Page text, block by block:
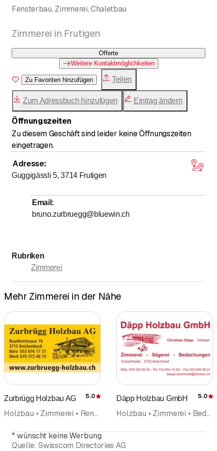
Fensterbau, Zimmerei, Chaletbau
Zimmerei in Frutigen
Offerte
Weitere Kontaktmöglichkeiten
Zu Favoriten hinzufügen Teilen
Zum Adressbuch hinzufügen Eintrag ändern
Öffnungszeiten
Zu diesem Geschäft sind leider keine Öffnungszeiten
eingetragen.
Adresse:
Guggigässli 5, 3714 Frutigen
Email :
bruno.zurbruegg@bluewin.ch
Rubriken
Zimmerei
Mehr Zimmerei in der Nähe
Zurbrügg Holzbau AG Bewertung
5.0
Holzbau • Zimmerei • Renovation
Däpp Holzbau GmbH 5.0
Holzbau • Zimmerei • Bedachungen • Chaletbau • Innenausbau • Renovation • Fassaden • Planung
* wünscht keine Werbung
Quelle: Swisscom Directories AG